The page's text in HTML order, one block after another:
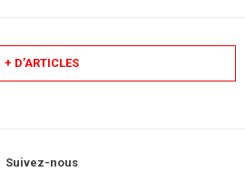
+ D’ARTICLES
Suivez-nous